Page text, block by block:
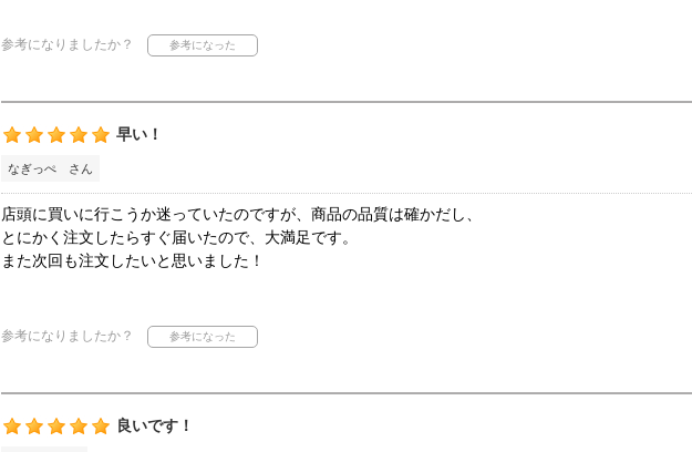
参考になりましたか？
早い！
なぎっぺ さん
店頭に買いに行こうか迷っていたのですが、商品の品質は確かだし、
とにかく注文したらすぐ届いたので、大満足です。
また次回も注文したいと思いました！
参考になりましたか？
良いです！